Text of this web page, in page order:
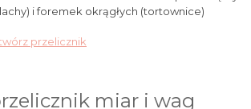
i foremek okrągłych (tortownice)
przelicznik
miar i wag